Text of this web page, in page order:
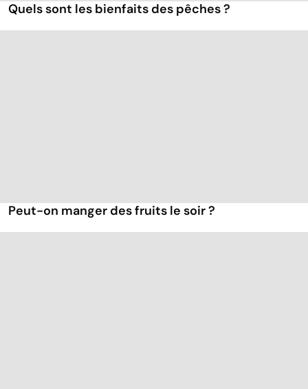
Quels sont les bienfaits des pêches ?
Peut-on manger des fruits le soir ?